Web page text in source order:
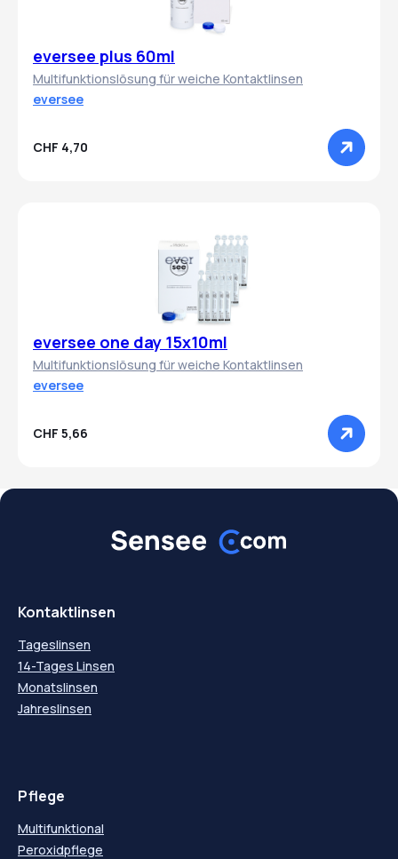
eversee plus 60ml
Multifunktionslösung für weiche Kontaktlinsen
eversee
CHF 4,70
eversee one day 15x10ml
Multifunktionslösung für weiche Kontaktlinsen
eversee
CHF 5,66
Kontaktlinsen
Tageslinsen
14-Tages Linsen
Monatslinsen
Jahreslinsen
Pflege
Multifunktional
Peroxidpflege